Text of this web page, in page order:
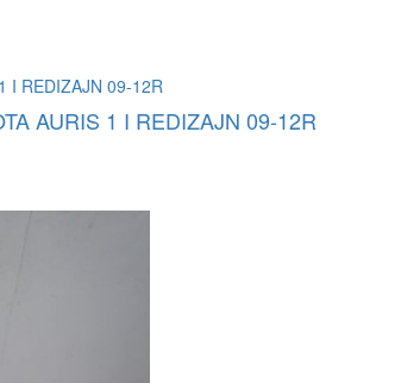
AURIS 1 I REDIZAJN 09-12R